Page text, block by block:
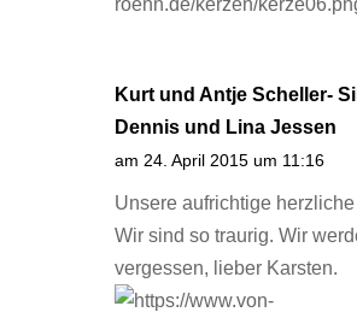
Kurt und Antje Scheller-
Dennis und Lina Jessen
am 24. April 2015 um 11:16
Unsere aufrichtige
Wir sind so traurig. Wir
vergessen, lieber Karsten.